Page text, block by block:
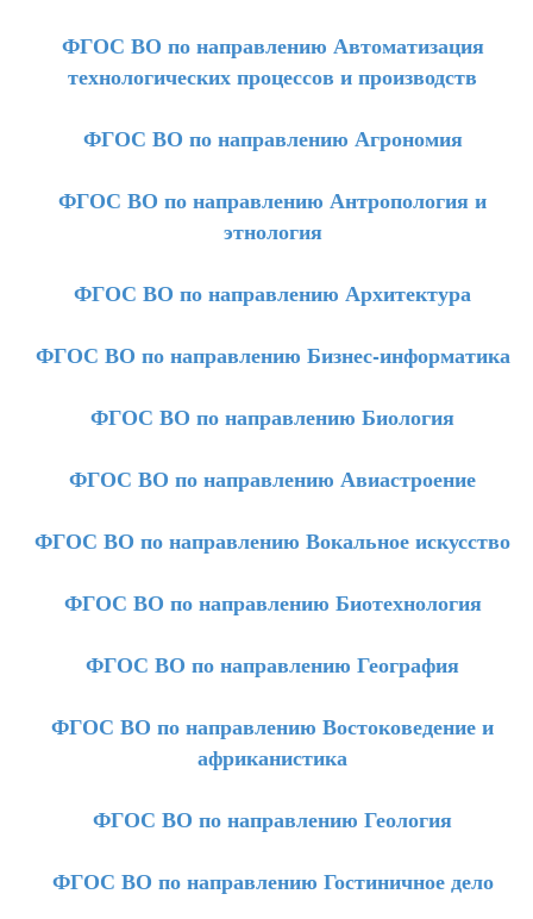
ФГОС ВО по направлению Автоматизация
технологических процессов и производств
ФГОС ВО по направлению Агрономия
ФГОС ВО по направлению Антропология и
этнология
ФГОС ВО по направлению Архитектура
ФГОС ВО по направлению Бизнес-информатика
ФГОС ВО по направлению Биология
ФГОС ВО по направлению Авиастроение
ФГОС ВО по направлению Вокальное искусство
ФГОС ВО по направлению Биотехнология
ФГОС ВО по направлению География
ФГОС ВО по направлению Востоковедение и
африканистика
ФГОС ВО по направлению Геология
ФГОС ВО по направлению Гостиничное дело